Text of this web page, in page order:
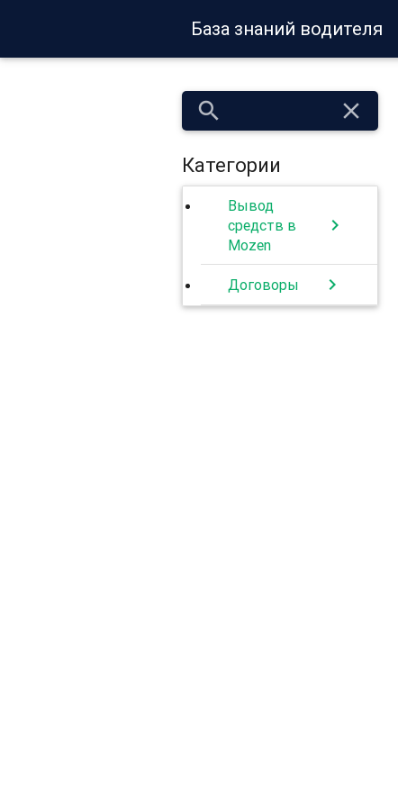
База знаний водителя
search close
Категории
Вывод
средств в
Mozen
chevron_right
Договоры chevron_right